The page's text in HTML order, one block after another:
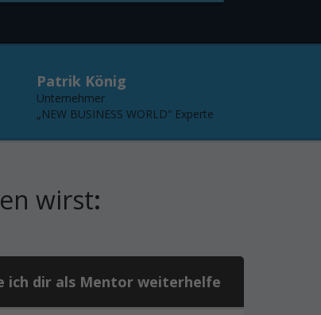
Patrik König
Unternehmer
„NEW BUSINESS WORLD“ Experte
wirst:
ich dir als Mentor weiterhelfe